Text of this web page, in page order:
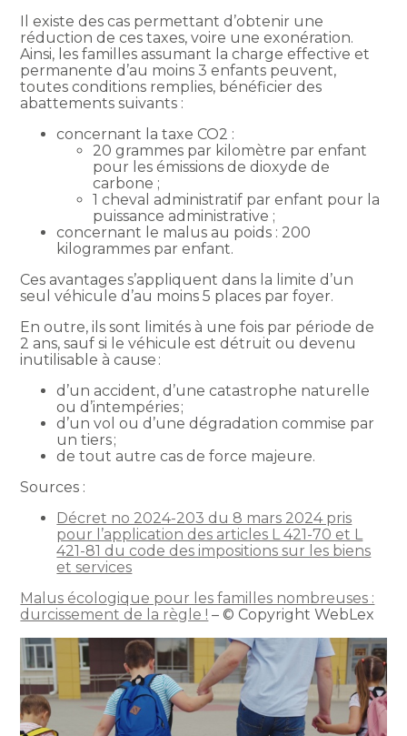
Il existe des cas permettant d’obtenir une
réduction de ces taxes, voire une exonération.
Ainsi, les familles assumant la charge effective et
permanente d’au moins 3 enfants peuvent,
toutes conditions remplies, bénéficier des
abattements suivants :
concernant la taxe CO2 :
20 grammes par kilomètre par enfant
pour les émissions de dioxyde de
carbone ;
1 cheval administratif par enfant pour la
puissance administrative ;
concernant le malus au poids : 200
kilogrammes par enfant.
Ces avantages s’appliquent dans la limite d’un
seul véhicule d’au moins 5 places par foyer.
En outre, ils sont limités à une fois par période de
2 ans, sauf si le véhicule est détruit ou devenu
inutilisable à cause :
d’un accident, d’une catastrophe naturelle
ou d’intempéries ;
d’un vol ou d’une dégradation commise par
un tiers ;
de tout autre cas de force majeure.
Sources :
Décret no 2024-203 du 8 mars 2024 pris
pour l’application des articles L 421-70 et L
421-81 du code des impositions sur les biens
et services
Malus écologique pour les familles nombreuses :
durcissement de la règle ! – © Copyright WebLex